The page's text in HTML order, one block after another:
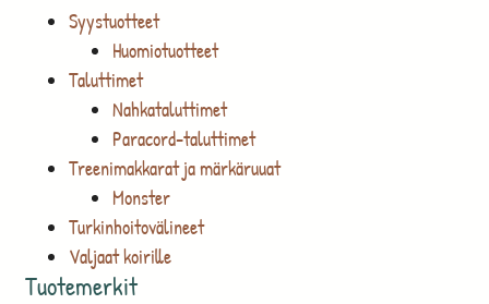
Syystuotteet
Huomiotuotteet
Taluttimet
Nahkataluttimet
Paracord-taluttimet
Treenimakkarat ja märkäruuat
Monster
Turkinhoitovälineet
Valjaat koirille
Tuotemerkit